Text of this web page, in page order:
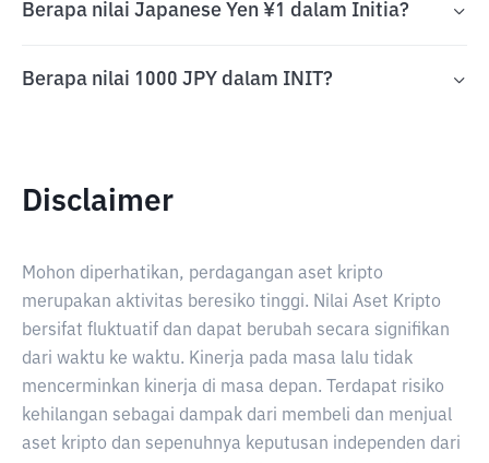
Berapa nilai Japanese Yen ¥1 dalam Initia?
Berapa nilai 1000 JPY dalam INIT?
Disclaimer
Mohon diperhatikan, perdagangan aset kripto
merupakan aktivitas beresiko tinggi. Nilai Aset Kripto
bersifat fluktuatif dan dapat berubah secara signifikan
dari waktu ke waktu. Kinerja pada masa lalu tidak
mencerminkan kinerja di masa depan. Terdapat risiko
kehilangan sebagai dampak dari membeli dan menjual
aset kripto dan sepenuhnya keputusan independen dari